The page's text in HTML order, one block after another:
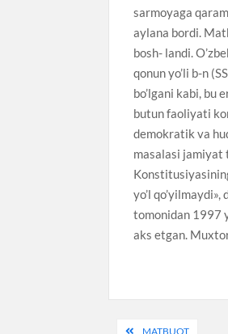
sarmoyaga
aylana bordi.
bosh- landi.
qonun yo’li b-n
bo’lgani kabi,
butun faoliyati
demokratik va
masalasi jamiyat
yo’l
tomonidan 1997
aks etgan.
MATBUOT